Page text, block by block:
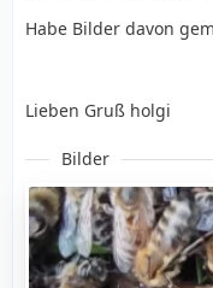
Habe Bilder davon
Lieben Gruß holgi
Bilder